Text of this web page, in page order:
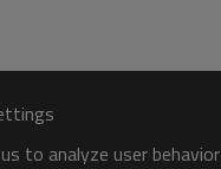
to analyze user